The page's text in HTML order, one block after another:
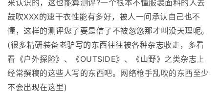
来认识的，这也能算测评?一个根本不懂服装面料的人去
鼓吹XXX的速干衣性能有多好，被人一问承认自己也不
懂，这样的测评您了要是信了不被忽悠那才叫没天理呢。
(很多精研装备老驴写的东西往往被各种杂志收走，多看
看《户外探险》、《OUTSIDE》、《山野》之类杂志上
经常撰稿的这些人写的东西吧。网络枪手乱吹的东西至少
不会出现在这里)